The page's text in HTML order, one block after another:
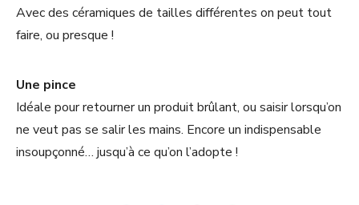
Avec des céramiques de tailles différentes on peut tout
faire, ou presque !
Une pince
Idéale pour retourner un produit brûlant, ou saisir lorsqu’on
ne veut pas se salir les mains. Encore un indispensable
insoupçonné… jusqu’à ce qu’on l’adopte !